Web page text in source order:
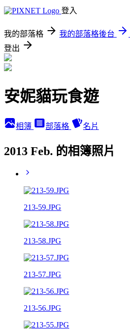
登入
我的部落格 我的部落格後台
登出
安妮貓玩食遊
相簿 部落格 名片
2013 Feb. 的相簿照片
213-59.JPG
213-58.JPG
213-57.JPG
213-56.JPG